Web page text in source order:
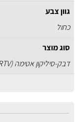
גוון צבע
כחול
סוג מוצר
דבק-סיליקון אטימה (RTV)